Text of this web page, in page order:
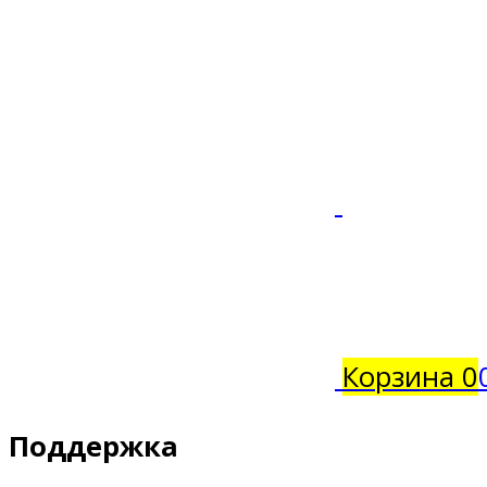
Корзина 0
Поддержка